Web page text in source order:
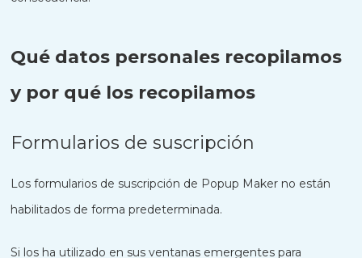
Qué datos personales recopilamos
y por qué los recopilamos
Formularios de suscripción
Los formularios de suscripción de Popup Maker no están
habilitados de forma predeterminada.
Si los ha utilizado en sus ventanas emergentes para